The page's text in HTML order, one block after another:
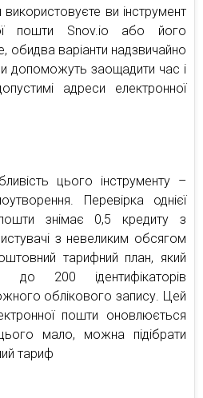
ви інструмент
пошти Snov.io або його
обидва варіанти надзвичайно
допоможуть заощадити час і
адреси електронної
цього інструменту –
Перевірка однієї
знімає 0,5 кредиту з
з невеликим обсягом
тарифний план, який
до 200 ідентифікаторів
облікового запису. Цей
пошти оновлюється
мало, можна підібрати
тариф